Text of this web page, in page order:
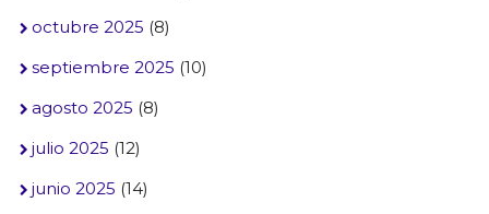
octubre 2025 (8)
septiembre 2025 (10)
agosto 2025 (8)
julio 2025 (12)
junio 2025 (14)